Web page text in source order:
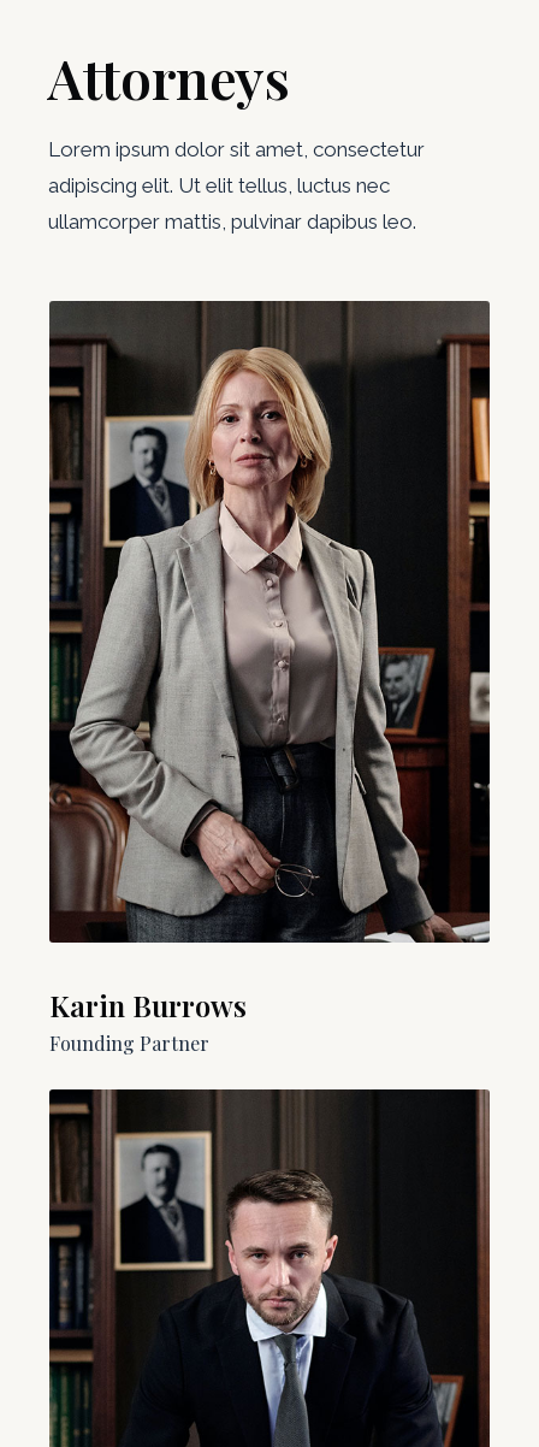
Attorneys
Lorem ipsum dolor sit amet, consectetur
adipiscing elit. Ut elit tellus, luctus nec
ullamcorper mattis, pulvinar dapibus leo.
Karin Burrows
Founding Partner